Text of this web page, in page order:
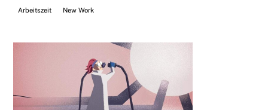
Arbeitszeit
New Work